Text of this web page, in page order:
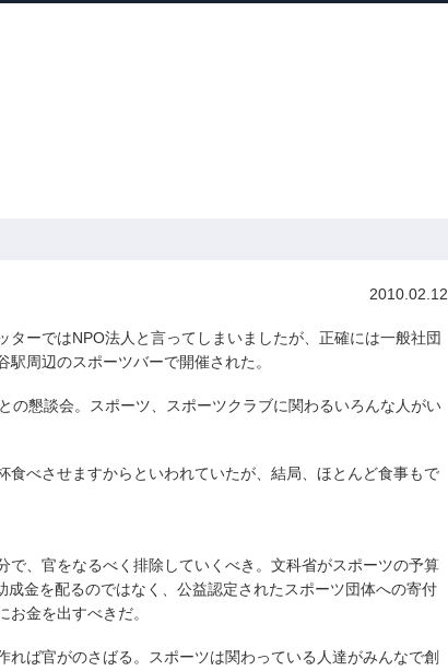
2010.02.12
ターではNPO法人と言ってしまいましたが、正確には一般社団
周辺のスポーツバーで開催された。
の懇談会。スポーツ、スポーツクラブに関わるいろんな人がい
食べさせますからといわれていたが、結局、ほとんど食事もで
で、官をなるべく排除していくべき。文科省がスポーツの予算
金を配るのではなく、公益認定されたスポーツ団体への寄付
金を出すべきだ。
ば官がのさばる。スポーツは関わっている人達がみんなで創